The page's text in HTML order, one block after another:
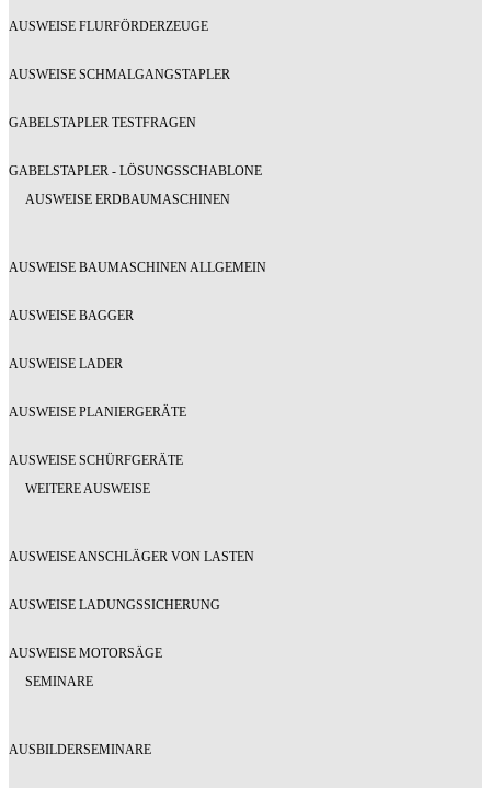
AUSWEISE FLURFÖRDERZEUGE
AUSWEISE SCHMALGANGSTAPLER
GABELSTAPLER TESTFRAGEN
GABELSTAPLER - LÖSUNGSSCHABLONE
AUSWEISE ERDBAUMASCHINEN
AUSWEISE BAUMASCHINEN ALLGEMEIN
AUSWEISE BAGGER
AUSWEISE LADER
AUSWEISE PLANIERGERÄTE
AUSWEISE SCHÜRFGERÄTE
WEITERE AUSWEISE
AUSWEISE ANSCHLÄGER VON LASTEN
AUSWEISE LADUNGSSICHERUNG
AUSWEISE MOTORSÄGE
SEMINARE
AUSBILDERSEMINARE